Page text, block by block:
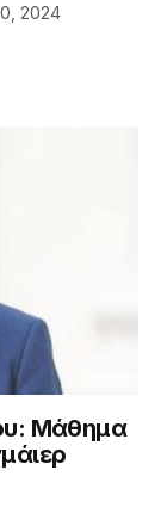
2024
Μάθημα